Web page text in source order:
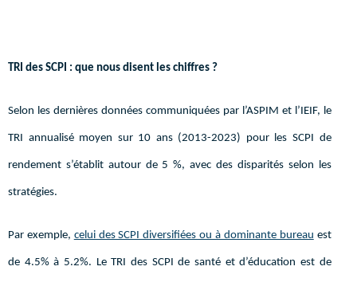
TRI des SCPI : que nous disent les chiffres ?
Selon les dernières données communiquées par l’ASPIM et l’IEIF, le
TRI annualisé moyen sur 10 ans (2013-2023) pour les SCPI de
rendement s’établit autour de 5 %, avec des disparités selon les
stratégies.
Par exemple, celui des SCPI diversifiées ou à dominante bureau est
de 4.5% à 5.2%. Le TRI des SCPI de santé et d’éducation est de